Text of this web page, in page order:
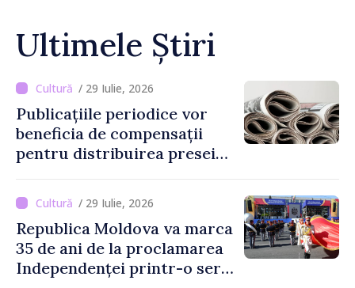
Ultimele Știri
/ 29 Iulie, 2026
Publicațiile periodice vor
beneficia de compensații
pentru distribuirea presei
/ 29 Iulie, 2026
Republica Moldova va marca
35 de ani de la proclamarea
Independenței printr-o serie